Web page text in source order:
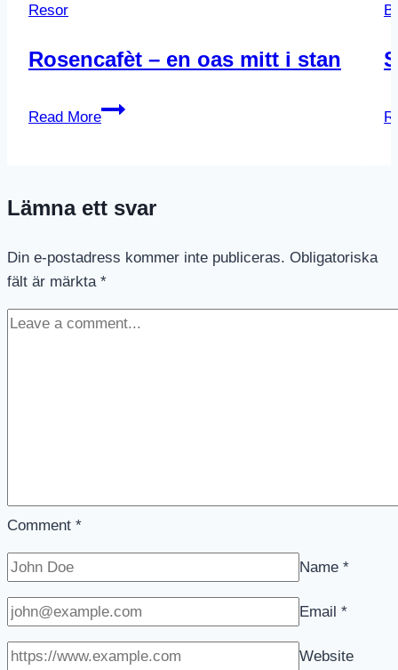
Resor
Rosencafèt – en oas mitt i stan
Read More
Rosencafèt
mitt
stan
Lämna ett svar
Din e-postadress kommer inte publiceras. Obligatoriska
fält är märkta *
Comment *
Name *
Email *
Website